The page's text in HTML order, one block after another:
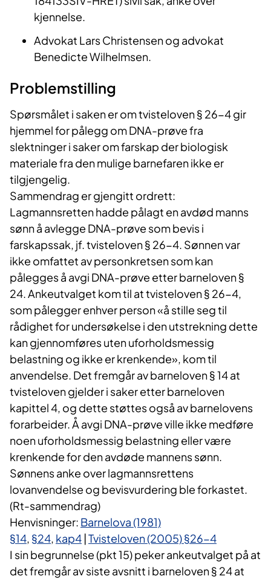
kjennelse.
Advokat Lars Christensen og advokat
Benedicte Wilhelmsen.
Problemstilling
Spørsmålet i saken er om tvisteloven § 26-4 gir
hjemmel for pålegg om DNA-prøve fra
slektninger i saker om farskap der biologisk
materiale fra den mulige barnefaren ikke er
tilgjengelig.
Sammendrag er gjengitt ordrett:
Lagmannsretten hadde pålagt en avdød manns
sønn å avlegge DNA-prøve som bevis i
farskapssak, jf. tvisteloven § 26-4. Sønnen var
ikke omfattet av personkretsen som kan
pålegges å avgi DNA-prøve etter barneloven §
24. Ankeutvalget kom til at tvisteloven § 26-4,
som pålegger enhver person «å stille seg til
rådighet for undersøkelse i den utstrekning dette
kan gjennomføres uten uforholdsmessig
belastning og ikke er krenkende», kom til
anvendelse. Det fremgår av barneloven § 14 at
tvisteloven gjelder i saker etter barneloven
kapittel 4, og dette støttes også av barnelovens
forarbeider. Å avgi DNA-prøve ville ikke medføre
noen uforholdsmessig belastning eller være
krenkende for den avdøde mannens sønn.
Sønnens anke over lagmannsrettens
lovanvendelse og bevisvurdering ble forkastet.
(Rt-sammendrag)
Henvisninger: Barnelova (1981)
§14, §24, kap4 |Tvisteloven (2005) §26-4
I sin begrunnelse (pkt 15) peker ankeutvalget på at
det fremgår av siste avsnitt i barneloven § 24 at